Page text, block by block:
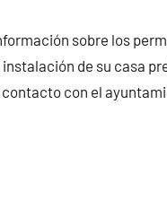
sobre los
de su casa
contacto con el